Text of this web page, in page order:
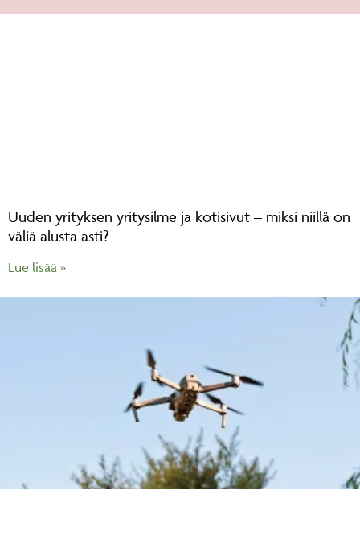
Uuden yrityksen yritysilme ja kotisivut – miksi niillä on
väliä alusta asti?
Lue lisää »